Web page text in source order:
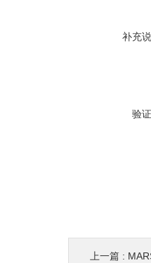
补充
验
上一篇 :